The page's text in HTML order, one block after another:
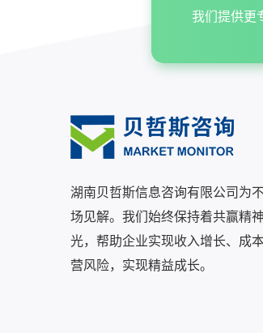
我们提供更
湖南贝哲斯信息咨询有限公司为
场见解。我们始终保持着共赢精
光，帮助企业实现收入增长、成
营风险，实现精益成长。